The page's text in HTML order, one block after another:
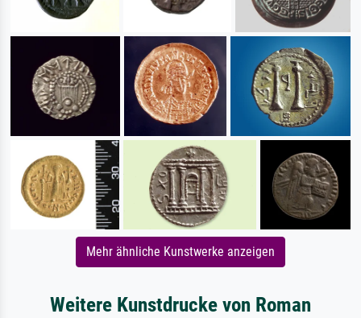
Mehr ähnliche Kunstwerke anzeigen
Weitere Kunstdrucke von Roman